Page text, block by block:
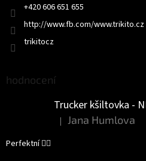
+420 606 651 655
http://www.fb.com/www.trikito.cz
trikitocz
hodnocení
Trucker kšiltovka -
Hodnocení produktu je 5
| Jana Humlova
Perfektní 👌🏻